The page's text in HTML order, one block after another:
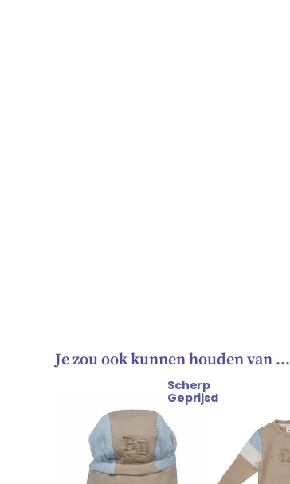
Je zou ook kunnen houden van …
Scherp
Geprijsd